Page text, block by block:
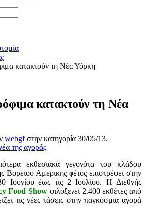
κατακτούν τη Νέα Υόρκη
κατακτούν τη Νέα
webgfστην κατηγορία 30/05/13.
της αγοράς
εκθεσιακά γεγονότα του κλάδου
Βορείου Αμερικής φέτος επιστρέφει στην
Ιουνίου έως τις 2 Ιουλίου. Η Διεθνής
Food Show φιλοξενεί 2.400 εκθέτες από
τις νέες τάσεις στην παγκόσμια αγορά